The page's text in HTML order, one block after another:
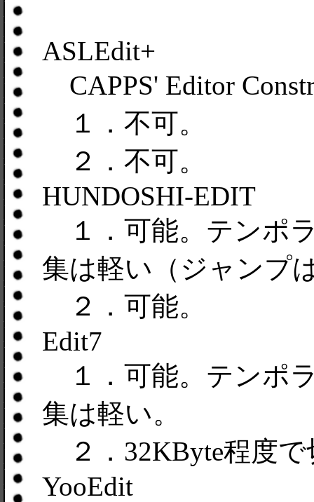
ASLEdit+
CAPPS' Editor
１．不可。
２．不可。
HUNDOSHI-EDIT
１．可能。テンポ
集は軽い（ジャンプ
２．可能。
Edit7
１．可能。テンポ
集は軽い。
２．32KByte程度で
YooEdit